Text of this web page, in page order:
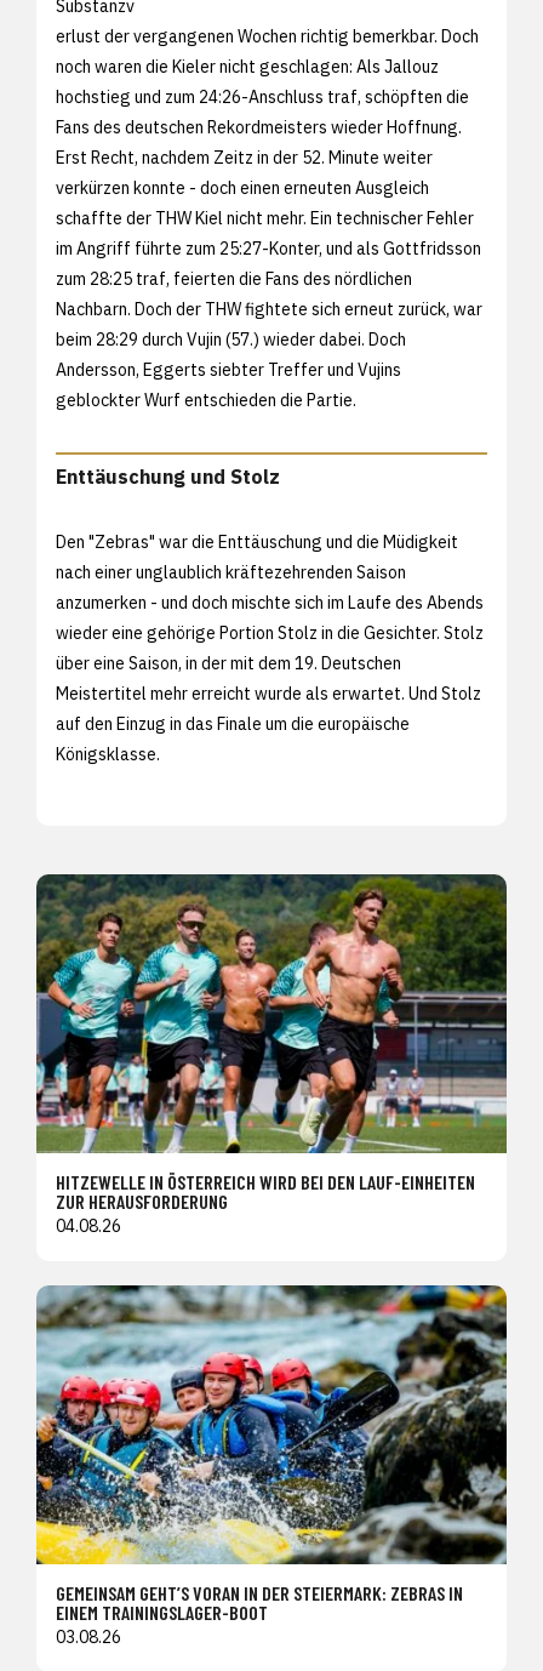
Substanzv
erlust der vergangenen Wochen richtig bemerkbar. Doch
noch waren die Kieler nicht geschlagen: Als Jallouz
hochstieg und zum 24:26-Anschluss traf, schöpften die
Fans des deutschen Rekordmeisters wieder Hoffnung.
Erst Recht, nachdem Zeitz in der 52. Minute weiter
verkürzen konnte - doch einen erneuten Ausgleich
schaffte der THW Kiel nicht mehr. Ein technischer Fehler
im Angriff führte zum 25:27-Konter, und als Gottfridsson
zum 28:25 traf, feierten die Fans des nördlichen
Nachbarn. Doch der THW fightete sich erneut zurück, war
beim 28:29 durch Vujin (57.) wieder dabei. Doch
Andersson, Eggerts siebter Treffer und Vujins
geblockter Wurf entschieden die Partie.
Enttäuschung und Stolz
Den "Zebras" war die Enttäuschung und die Müdigkeit
nach einer unglaublich kräftezehrenden Saison
anzumerken - und doch mischte sich im Laufe des Abends
wieder eine gehörige Portion Stolz in die Gesichter. Stolz
über eine Saison, in der mit dem 19. Deutschen
Meistertitel mehr erreicht wurde als erwartet. Und Stolz
auf den Einzug in das Finale um die europäische
Königsklasse.
HITZEWELLE IN ÖSTERREICH WIRD BEI DEN LAUF-EINHEITEN
ZUR HERAUSFORDERUNG
04.08.26
GEMEINSAM GEHT’S VORAN IN DER STEIERMARK: ZEBRAS IN
EINEM TRAININGSLAGER-BOOT
03.08.26